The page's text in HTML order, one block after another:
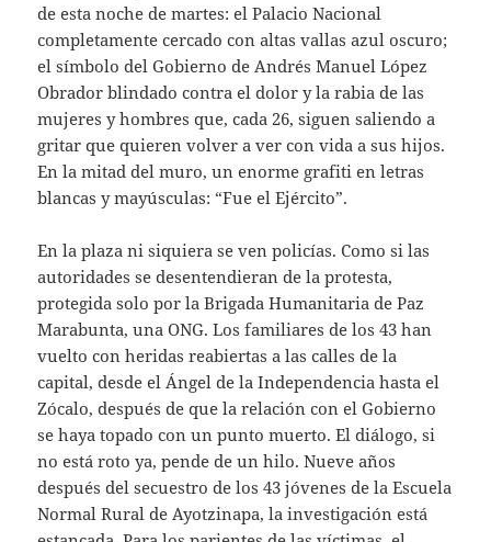
de esta noche de martes: el Palacio Nacional
completamente cercado con altas vallas azul oscuro;
el símbolo del Gobierno de Andrés Manuel López
Obrador blindado contra el dolor y la rabia de las
mujeres y hombres que, cada 26, siguen saliendo a
gritar que quieren volver a ver con vida a sus hijos.
En la mitad del muro, un enorme grafiti en letras
blancas y mayúsculas: “Fue el Ejército”.
En la plaza ni siquiera se ven policías. Como si las
autoridades se desentendieran de la protesta,
protegida solo por la Brigada Humanitaria de Paz
Marabunta, una ONG. Los familiares de los 43 han
vuelto con heridas reabiertas a las calles de la
capital, desde el Ángel de la Independencia hasta el
Zócalo, después de que la relación con el Gobierno
se haya topado con un punto muerto. El diálogo, si
no está roto ya, pende de un hilo. Nueve años
después del secuestro de los 43 jóvenes de la Escuela
Normal Rural de Ayotzinapa, la investigación está